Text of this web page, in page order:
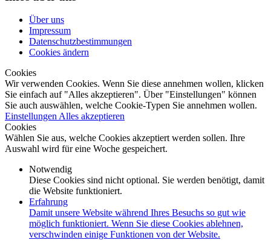
Über uns
Impressum
Datenschutzbestimmungen
Cookies ändern
Cookies
Wir verwenden Cookies. Wenn Sie diese annehmen wollen, klicken
Sie einfach auf "Alles akzeptieren". Über "Einstellungen" können
Sie auch auswählen, welche Cookie-Typen Sie annehmen wollen.
Einstellungen Alles akzeptieren
Cookies
Wählen Sie aus, welche Cookies akzeptiert werden sollen. Ihre
Auswahl wird für eine Woche gespeichert.
Notwendig
Diese Cookies sind nicht optional. Sie werden benötigt, damit
die Website funktioniert.
Erfahrung
Damit unsere Website während Ihres Besuchs so gut wie
möglich funktioniert. Wenn Sie diese Cookies ablehnen,
verschwinden einige Funktionen von der Website.